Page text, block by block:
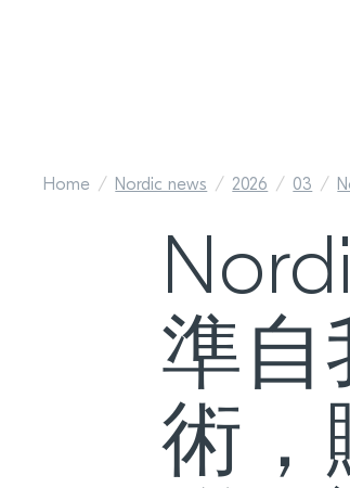
Home Nordic news 2026 03
準自
術，